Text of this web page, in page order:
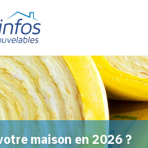
maison en 2026 ?